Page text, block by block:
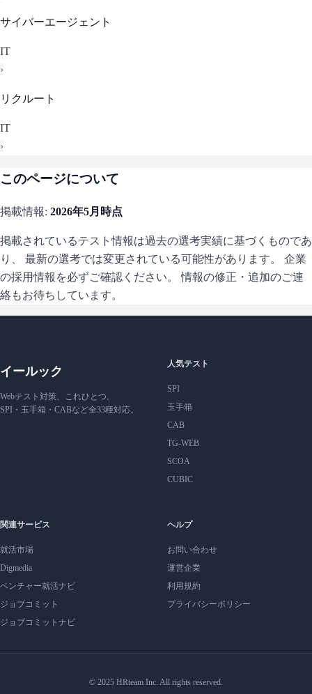
サイバーエージェント
IT
›
リクルート
IT
›
このページについて
掲載情報: 2026年5月 時点
掲載されているテスト情報は過去の選考実績に基づくものであ
り、 最新の選考では変更されている可能性があります。 企業
の採用情報を必ずご確認ください。 情報の修正・追加のご連
絡もお待ちしています。
イールック
Webテスト対策、これひとつ。
SPI・玉手箱・CABなど全33種対応。
人気テスト
SPI
玉手箱
CAB
TG-WEB
SCOA
CUBIC
関連サービス
就活市場
Digmedia
ベンチャー就活ナビ
ジョブコミット
ジョブコミットナビ
ヘルプ
お問い合わせ
運営企業
利用規約
プライバシーポリシー
© 2025 HRteam Inc. All rights reserved.